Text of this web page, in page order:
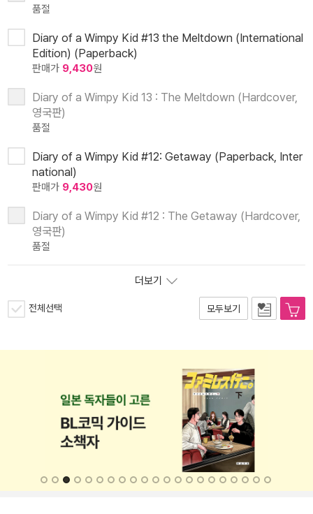
품절
Diary of a Wimpy Kid #13 the Meltdown (International
Edition) (Paperback)
판매가 9,430원
Diary of a Wimpy Kid 13 : The Meltdown (Hardcover,
영국판)
품절
Diary of a Wimpy Kid #12: Getaway (Paperback, Inter
national)
판매가 9,430원
Diary of a Wimpy Kid #12 : The Getaway (Hardcover,
영국판)
품절
더보기
전체선택 모두보기